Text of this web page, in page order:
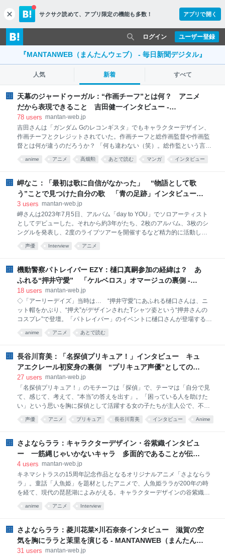
c
l
o
s
サクサク読めて、 アプリ限定の機能も多数！ アプリで開く
ユーザー登録
ログイン
『MANTANWEB（まんたんウェブ） - 毎日新聞デジタル』
人気 新着 すべて
天幕のジャードゥーガル：“作画チーフ”とは何？ アニメ
だから表現できること 吉田健一インタビュー -
MANTANWEB（まんたんウェブ）
78 users mantan-web.jp
吉田さんは「ガンダム Gのレコンギスタ」でもキャラクターデザイン、
作画チーフとクレジットされていた。作画チーフと総作画監督や作画監
督とは何が違うのだろうか？ 「何も違わない（笑）。総作監という言い
方をやめているだけです。言葉のあやなんです。メインアニメーターと
いうのもあるけど、誰が言い始めたんですかね？ 自分じゃないかとい
治くんがメインアニメーターでした。元々、『キングゲイナー』でアニ
メーションディレクターを名乗ることになったのですが、僕にとっては
アニメーションディレクターといえば安彦良和さんと湖川友謙さんです
ー』ではメカ、キャラもやってイメージボードも描いていたから、『ア
ニメーションディレクターというクレジットにしてみない？』という話
がありまして。本来は作画監督
anime アニメ 高畑勲 あとで読む マンガ インタビュー
岬なこ：「最初は歌に自信がなかった」 “物語として歌
う”ことで見つけた自分の歌 「青の足跡」インタビュー -
MANTANWEB（まんたんウェブ）
3 users mantan-web.jp
岬さんは2023年7月5日、アルバム「day to YOU」でソロアーティスト
としてデビューした。それから約3年がたち、2枚のアルバム、3枚のシ
ングルを発表し、2度のライブツアーを開催するなど精力的に活動して
きた。 「本当に時の流れがあっという間すぎて、3年と言われても実は
実感が全然ないんです。そんなに活動してたっけ？って思ってしまうく
ね。最初は本当に右も左も分からなくて、歌との向き合い方も分からな
かったんです。それが気付けば、こんなにたくさんの楽曲に囲まれて、
みんなに支えられて活動できている。不思議な人生だな、何があるか分
右も左も分からない状態から成長してきた。一方で、キャラクターでは
なく“岬なこ”として歌うことには「最初は自信がなかった」と明かす。
「今はもう
声優 Interview アニメ
機動警察パトレイバー EZY：樋口真嗣参加の経緯は？ あ
ふれる“押井守愛” 「ケルベロス」オマージュの裏側 -
MANTANWEB（まんたんウェブ）
18 users mantan-web.jp
◇「アーリーデイズ」当時は… “押井守愛”にあふれる樋口さんは、ニ
ット帽をかぶり、“押犬”がデザインされたTシャツ姿という“押井さんの
コスプレ”で登壇。「パトレイバー」のイベントに樋口さんが登場するの
は初めてで、出渕さんは「（パトレイバーが始動した）当時、パトレイ
バーは敵だ！と言っていた」とバラすと、樋口さんは「当時、『トップ
バル関係”であったことを明かした。 樋口さんは、初期OVA（オリジナ
ル・ビデオ・アニメーション）「アーリーデイズ」から「パトレイバ
ー」を見ていたといい「コストを切り詰めている。レイバー動かないじ
たら、劇場版で動いた！ 零式、地獄突きをしていて格好いい！ 『劇
パト2』になったらまた動かなくなって、動かなかったけど面白かっ
た。押井守さんってすご
anime アニメ あとで読む
長谷川育美：「名探偵プリキュア！」インタビュー キュ
アエクレール初変身の裏側 “プリキュア声優”としての覚
悟 - MANTANWEB（まんたんウェブ）
27 users mantan-web.jp
「名探偵プリキュア！」のモチーフは「探偵」で、テーマは「自分で見
て、感じて、考えて、“本当”の答えを出す」。「困っている人を助けた
い」という思いを胸に探偵として活躍する女の子たちが主人公で、不思
議な力に導かれ、明智あんなが現代の2027年から1999年にタイムスリ
ップする。時代を超えて、プリキュアの新しい出会いと友情、成長の物
放送中。 長谷川さんが「プリキュア」シリーズに出演するのは初めてで
はない。2022～23年放送の第19弾「デリシャスパーティ プリキュア」
にも出演経験がある。「プリキュア」シリーズのオーディションを受け
せていただきました。数年前に『プリキュア』シリーズのテープオーデ
ィションを受けたことがありましたが、その後は機会がなく、今回が2
度目の挑戦
声優 アニメ プリキュア 長谷川育美 インタビュー Anime
さよならララ：キャラクターデザイン・谷紫織インタビュ
ー 一筋縄じゃいかないキャラ 多面的であることが伝わ
るように - MANTANWEB（まんたんウェブ）
4 users mantan-web.jp
キネマシトラスの15周年記念作品となるオリジナルアニメ「さよならラ
ラ」。童話「人魚姫」を題材としたアニメで、人魚姫ララが200年の時
を経て、現代の琵琶湖によみがえる。キャラクターデザインの谷紫織さ
anime アニメ Interview
さよならララ：菱川花菜×川石奈奈インタビュー 滋賀の空
気を胸にララと茉里を演じる - MANTANWEB（まんたんウ
ェブ）
31 users mantan-web.jp